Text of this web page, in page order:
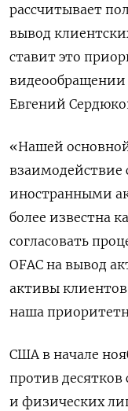
рассчитывает
вывод
ставит это
видеообращении
Евгений
«Нашей
взаимодействие
иностранными
более известна
согласовать
OFAC на вывод
активы
наша
США в начале
против
и физических